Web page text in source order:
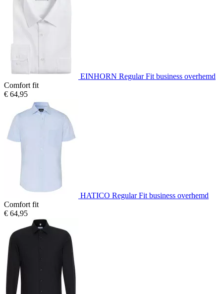
EINHORN Regular Fit business overhemd
Comfort fit
€ 64,95
HATICO Regular Fit business overhemd
Comfort fit
€ 64,95